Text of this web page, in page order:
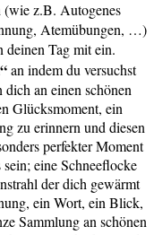
(wie z.B. Autogenes
Atemübungen, …)
deinen Tag mit ein.
an indem du versuchst
an einen schönen
Glücksmoment, ein
zu erinnern und diesen
perfekter Moment
eine Schneeflocke
der dich gewärmt
ein Wort, ein Blick,
Sammlung an schönen